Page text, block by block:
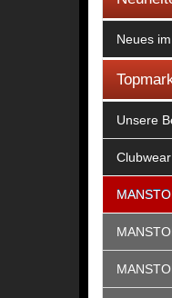
Neues
Unsere
Clubwear